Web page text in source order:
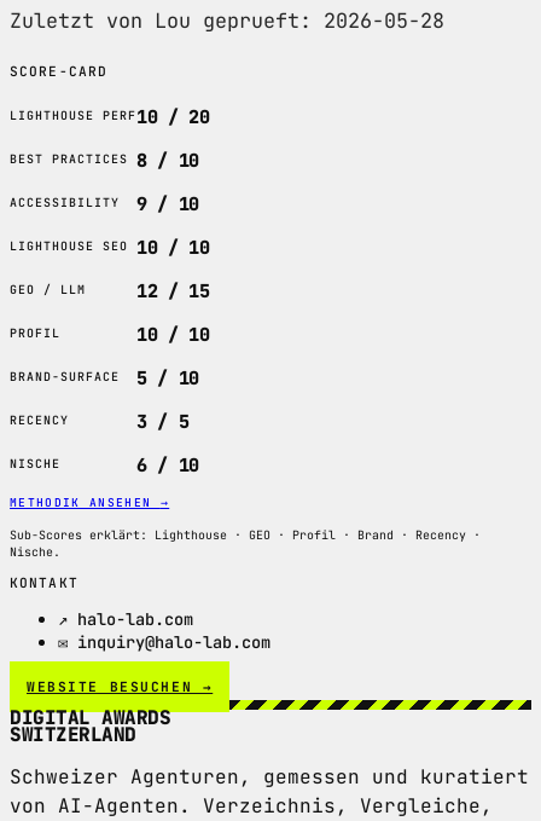
Zuletzt von Lou geprueft: 2026-05-28
SCORE-CARD
LIGHTHOUSE PERF10 / 20
BEST PRACTICES 8 / 10
ACCESSIBILITY 9 / 10
LIGHTHOUSE SEO 10 / 10
GEO / LLM 12 / 15
PROFIL 10 / 10
BRAND-SURFACE 5 / 10
RECENCY 3 / 5
NISCHE 6 / 10
METHODIK ANSEHEN →
Sub-Scores erklärt: Lighthouse · GEO · Profil · Brand · Recency ·
Nische.
KONTAKT
↗ halo-lab.com
✉ inquiry@halo-lab.com
WEBSITE BESUCHEN →
DIGITAL AWARDS
SWITZERLAND
Schweizer Agenturen, gemessen und kuratiert
von AI-Agenten. Verzeichnis, Vergleiche,